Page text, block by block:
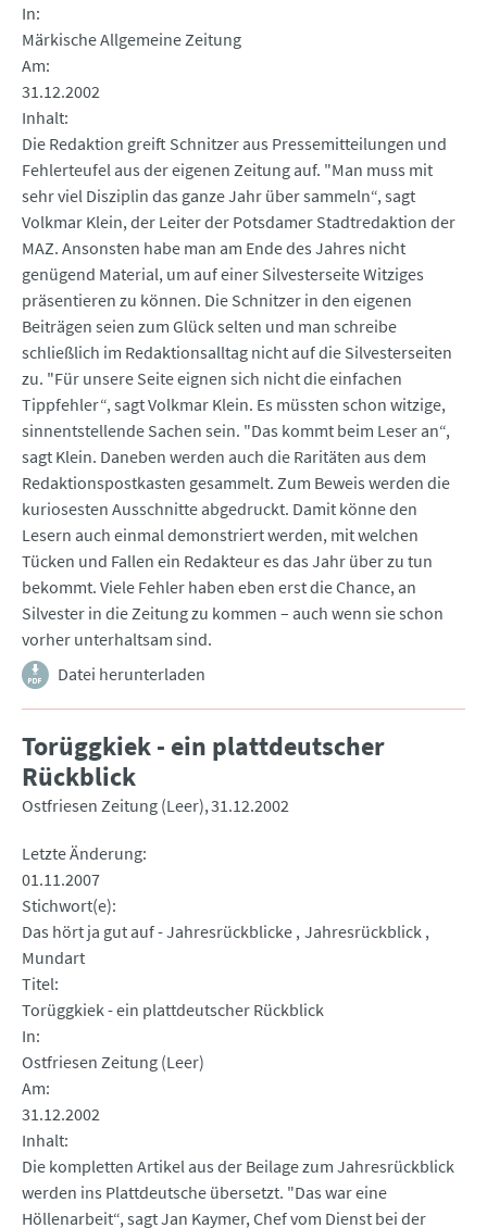
In
Märkische Allgemeine Zeitung
Am
31.12.2002
Inhalt
Die Redaktion greift Schnitzer aus Pressemitteilungen und
Fehlerteufel aus der eigenen Zeitung auf. "Man muss mit
sehr viel Disziplin das ganze Jahr über sammeln“, sagt
Volkmar Klein, der Leiter der Potsdamer Stadtredaktion der
MAZ. Ansonsten habe man am Ende des Jahres nicht
genügend Material, um auf einer Silvesterseite Witziges
präsentieren zu können. Die Schnitzer in den eigenen
Beiträgen seien zum Glück selten und man schreibe
schließlich im Redaktionsalltag nicht auf die Silvesterseiten
zu. "Für unsere Seite eignen sich nicht die einfachen
Tippfehler“, sagt Volkmar Klein. Es müssten schon witzige,
sinnentstellende Sachen sein. "Das kommt beim Leser an“,
sagt Klein. Daneben werden auch die Raritäten aus dem
Redaktionspostkasten gesammelt. Zum Beweis werden die
kuriosesten Ausschnitte abgedruckt. Damit könne den
Lesern auch einmal demonstriert werden, mit welchen
Tücken und Fallen ein Redakteur es das Jahr über zu tun
bekommt. Viele Fehler haben eben erst die Chance, an
Silvester in die Zeitung zu kommen – auch wenn sie schon
vorher unterhaltsam sind.
Datei herunterladen
Torüggkiek - ein plattdeutscher
Rückblick
Ostfriesen Zeitung (Leer) 31.12.2002
Letzte Änderung
01.11.2007
Stichwort(e)
Das hört ja gut auf - Jahresrückblicke Jahresrückblick
Mundart
Titel
Torüggkiek - ein plattdeutscher Rückblick
In
Ostfriesen Zeitung (Leer)
Am
31.12.2002
Inhalt
Die kompletten Artikel aus der Beilage zum Jahresrückblick
werden ins Plattdeutsche übersetzt. "Das war eine
Höllenarbeit“, sagt Jan Kaymer, Chef vom Dienst bei der